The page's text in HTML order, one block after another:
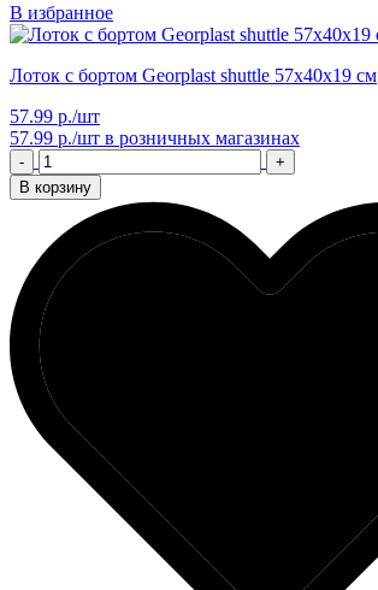
В избранное
Лоток с бортом Georplast shuttle 57х40х19 см
57.99 р./шт
57.99 р./шт в розничных магазинах
-
+
В корзину